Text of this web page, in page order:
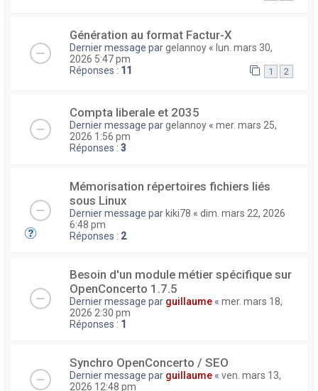
Génération au format Factur-X
Dernier message pargelannoy « lun. mars 30,
2026 5:47 pm
Réponses : 11 1 2
Compta liberale et 2035
Dernier message pargelannoy « mer. mars 25,
2026 1:56 pm
Réponses : 3
Mémorisation répertoires fichiers liés
sous Linux
Dernier message par kiki78 « dim. mars 22, 2026
6:48 pm
Réponses : 2
Besoin d'un module métier spécifique sur
OpenConcerto 1.7.5
Dernier message par guillaume « mer. mars 18,
2026 2:30 pm
Réponses : 1
Synchro OpenConcerto / SEO
Dernier message par guillaume « ven. mars 13,
2026 12:48 pm